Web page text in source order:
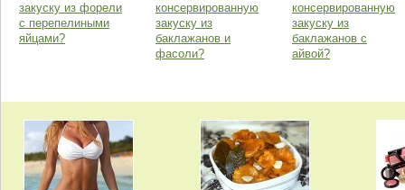
закуску из форели
с перепелиными
яйцами?
консервированную
закуску из
баклажанов и
фасоли?
консервированную
закуску из
баклажанов с
айвой?